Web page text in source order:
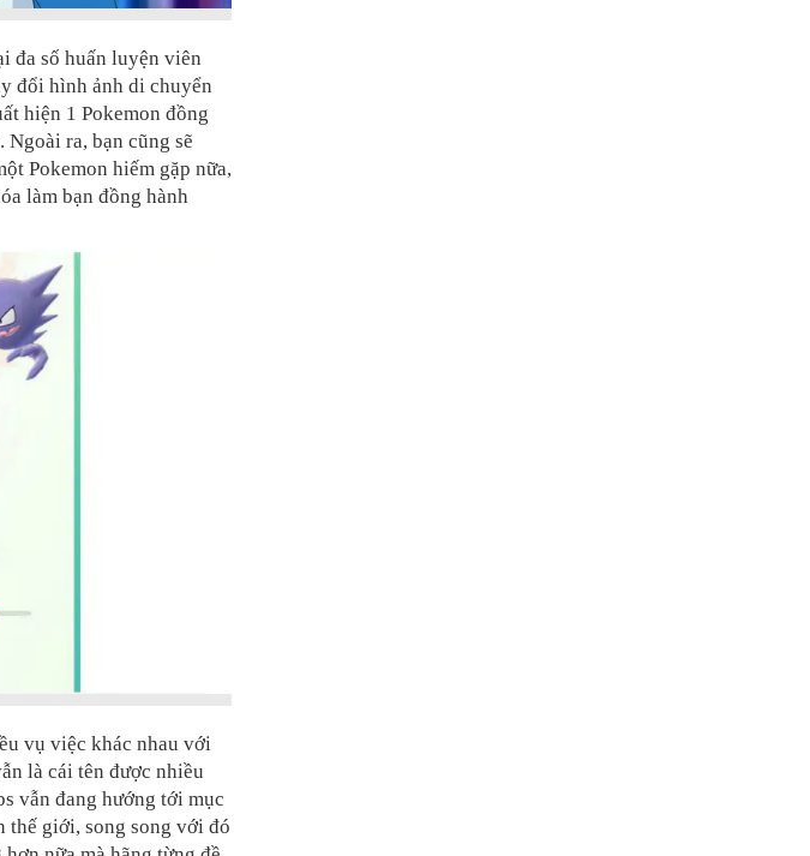
đa số huấn luyện viên
đổi hình ảnh di chuyển
hiện 1 Pokemon đồng
ra, bạn cũng sẽ
Pokemon hiếm gặp nữa,
làm bạn đồng hành
vụ việc khác nhau với
là cái tên được nhiều
vẫn đang hướng tới mục
thế giới, song song với đó